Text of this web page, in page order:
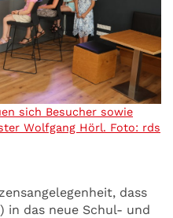
sich Besucher sowie
Wolfgang Hörl. Foto: rds
dass
in das neue Schul- und